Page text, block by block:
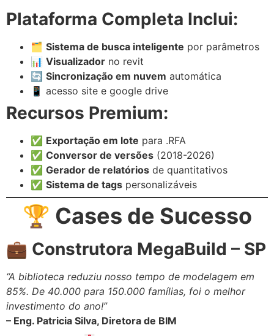
Plataforma Completa Inclui:
🗂️ Sistema de busca inteligente por parâmetros
📊 Visualizador no revit
🔄 Sincronização em nuvem automática
📱 acesso site e google drive
Recursos Premium:
✅ Exportação em lote para .RFA
✅ Conversor de versões (2018-2026)
✅ Gerador de relatórios de quantitativos
✅ Sistema de tags personalizáveis
🏆 Cases de Sucesso
💼 Construtora MegaBuild – SP
“A biblioteca reduziu nosso tempo de modelagem em
85%. De 40.000 para 150.000 famílias, foi o melhor
investimento do ano!”
– Eng. Patricia Silva, Diretora de BIM